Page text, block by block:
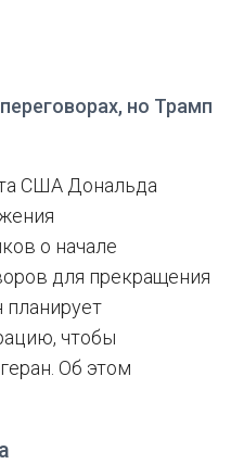
но Трамп
США Дональда
о начале
для прекращения
чтобы
Об этом